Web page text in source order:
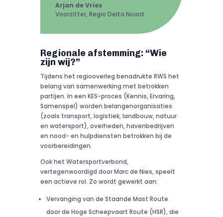
Arjan de Vries
Voorzitter, Regio Delta Noord
Regionale afstemming: “Wie
zijn wij?”
Tijdens het regiooverleg benadrukte RWS het
belang van samenwerking met betrokken
partijen. In een KES-proces (Kennis, Ervaring,
Samenspel) worden belangenorganisaties
(zoals transport, logistiek, landbouw, natuur
en watersport), overheden, havenbedrijven
en nood- en hulpdiensten betrokken bij de
voorbereidingen.
Ook het Watersportverbond,
vertegenwoordigd door Marc de Nies, speelt
een actieve rol. Zo wordt gewerkt aan:
Vervanging van de Staande Mast Route
door de Hoge Scheepvaart Route (HSR), die